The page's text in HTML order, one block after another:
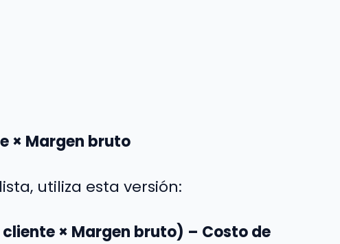
× Margen bruto
utiliza esta versión:
× Margen bruto) – Costo de